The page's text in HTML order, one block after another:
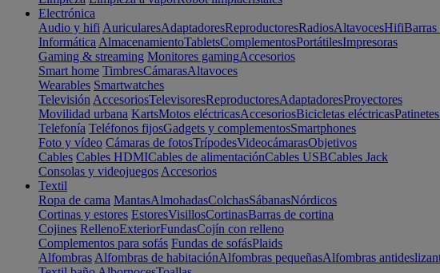
Electrónica
Audio y hifi AuricularesAdaptadoresReproductoresRadiosAltavocesHifiBarras
Informática AlmacenamientoTabletsComplementosPortátilesImpresoras
Gaming & streaming Monitores gamingAccesorios
Smart home TimbresCámarasAltavoces
Wearables Smartwatches
Televisión AccesoriosTelevisoresReproductoresAdaptadoresProyectores
Movilidad urbana KartsMotos eléctricasAccesoriosBicicletas eléctricas
Telefonía Teléfonos fijosGadgets y complementosSmartphones
Foto y vídeo Cámaras de fotosTrípodesVideocámarasObjetivos
Cables Cables HDMICables de alimentaciónCables USBCables Jack
Consolas y videojuegos Accesorios
Textil
Ropa de cama MantasAlmohadasColchasSábanasNórdicos
Cortinas y estores EstoresVisillosCortinasBarras de cortina
Cojines RellenoExteriorFundasCojín con relleno
Complementos para sofás Fundas de sofásPlaids
Alfombras Alfombras de habitaciónAlfombras pequeñasAlfombras